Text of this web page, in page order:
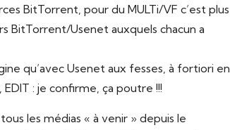
BitTorrent, pour du MULTi/VF c’est plus
BitTorrent/Usenet auxquels chacun a
qu’avec Usenet aux fesses, à fortiori en
: je confirme, ça poutre !!!
les médias « à venir » depuis le